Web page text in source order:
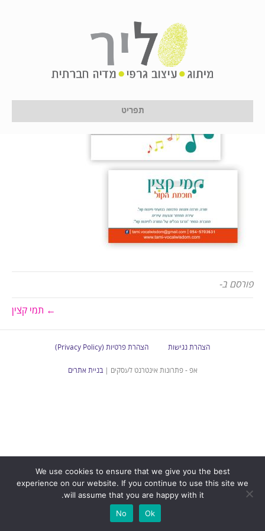
תפריט
16 בינואר 2017
פורסם ב-
← תמי קצין
הצהרת נגישות הצהרת פרטיות (Privacy Policy)
אפ - פתרונות אינטרנט לעסקים |בניית אתרים
We use cookies to ensure that we give you the best
experience on our website. If you continue to use this site we
will assume that you are happy with it.
Ok
No